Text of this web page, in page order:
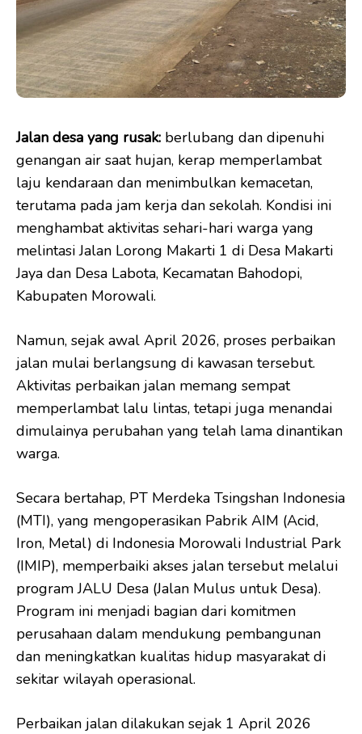
Jalan desa yang rusak: berlubang dan dipenuhi
genangan air saat hujan, kerap memperlambat
laju kendaraan dan menimbulkan kemacetan,
terutama pada jam kerja dan sekolah. Kondisi ini
menghambat aktivitas sehari-hari warga yang
melintasi Jalan Lorong Makarti 1 di Desa Makarti
Jaya dan Desa Labota, Kecamatan Bahodopi,
Kabupaten Morowali.
Namun, sejak awal April 2026, proses perbaikan
jalan mulai berlangsung di kawasan tersebut.
Aktivitas perbaikan jalan memang sempat
memperlambat lalu lintas, tetapi juga menandai
dimulainya perubahan yang telah lama dinantikan
warga.
Secara bertahap, PT Merdeka Tsingshan Indonesia
(MTI), yang mengoperasikan Pabrik AIM (Acid,
Iron, Metal) di Indonesia Morowali Industrial Park
(IMIP), memperbaiki akses jalan tersebut melalui
program JALU Desa (Jalan Mulus untuk Desa).
Program ini menjadi bagian dari komitmen
perusahaan dalam mendukung pembangunan
dan meningkatkan kualitas hidup masyarakat di
sekitar wilayah operasional.
Perbaikan jalan dilakukan sejak 1 April 2026